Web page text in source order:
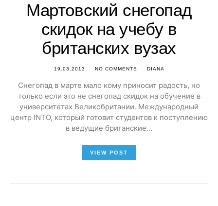
Мартовский снегопад
скидок на учебу в
британских вузах
19.03.2013 NO COMMENTS DIANA
Снегопад в марте мало кому приносит радость, но
только если это не снегопад скидок на обучение в
университетах Великобритании. Международный
центр INTO, который готовит студентов к поступлению
в ведущие британские…
VIEW POST